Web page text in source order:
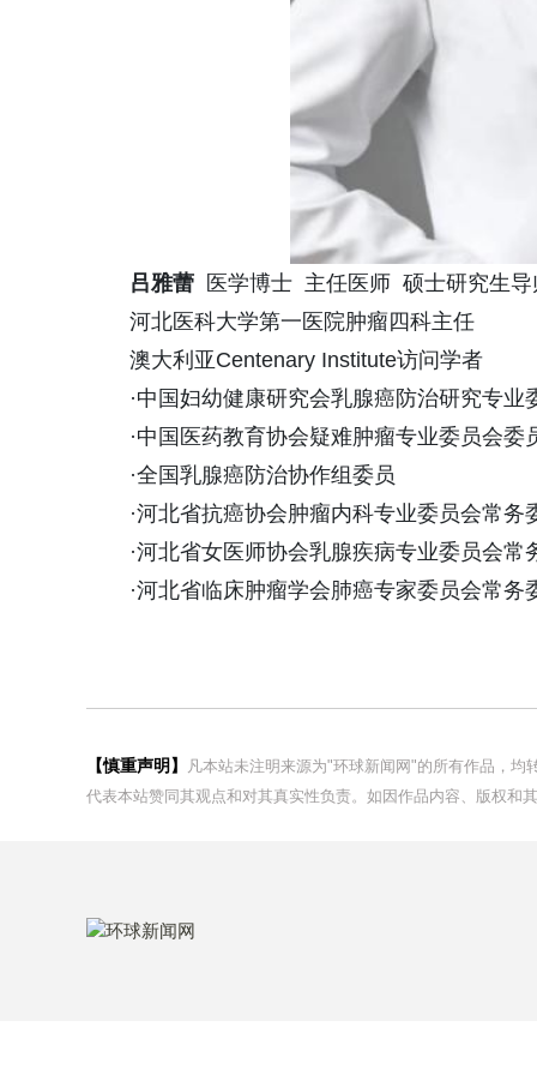
吕雅蕾
医学博士 主任医师 硕士研究生导
河北医科大学第一医院肿瘤四科主任
澳大利亚Centenary Institute访问学者
·中国妇幼健康研究会乳腺癌防治研究专业
·中国医药教育协会疑难肿瘤专业委员会委
·全国乳腺癌防治协作组委员
·河北省抗癌协会肿瘤内科专业委员会常务
·河北省女医师协会乳腺疾病专业委员会常
·河北省临床肿瘤学会肺癌专家委员会常务
【慎重声明】
凡本站未注明来源为"环球新闻网"的所有作品，
代表本站赞同其观点和对其真实性负责。如因作品内容、版权和